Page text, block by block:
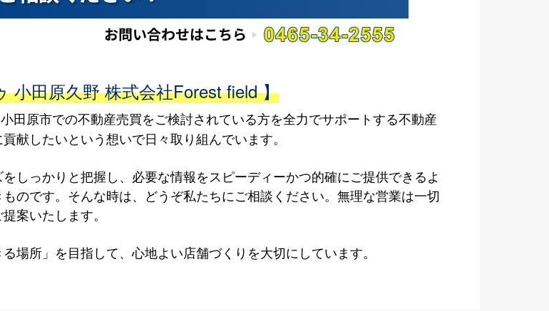
小田原久野 株式会社Forest field 】
田原市での不動産売買をご検討されている方を全力でサポートする不動産
献したいという想いで日々取り組んでいます。
しっかりと把握し、必要な情報をスピーディーかつ的確にご提供できるよ
のです。そんな時は、どうぞ私たちにご相談ください。無理な営業は一切
案いたします。
場所」を目指して、心地よい店舗づくりを大切にしています。